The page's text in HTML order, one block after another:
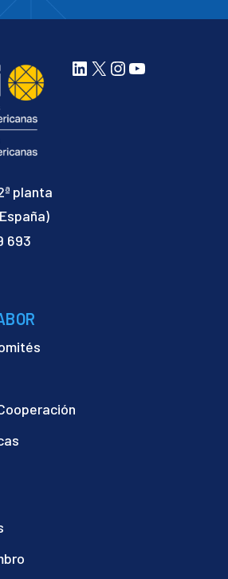
planta
693
LinkedIn
X Instagram
YouTube